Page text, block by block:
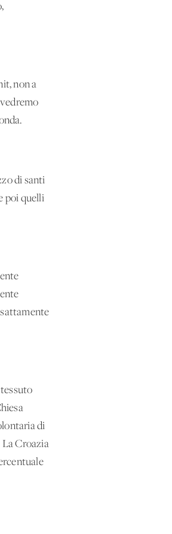
non a
di santi
poi quelli
di
La Croazia